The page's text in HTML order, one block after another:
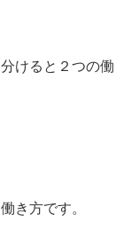
けると２つの働
き方です。